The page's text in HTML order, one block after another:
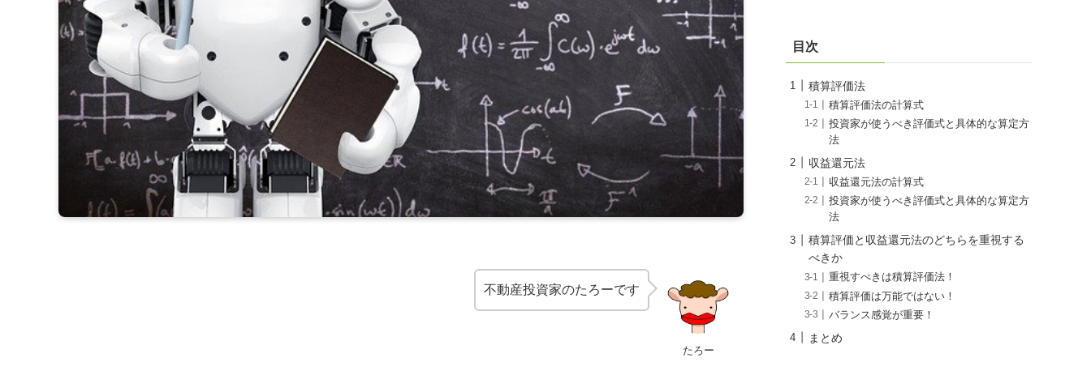
たろー
不動産投資家のたろーです
目次
積算評価法
積算評価法の計算式
投資家が使うべき評価式と具体的な算定方
法
収益還元法
収益還元法の計算式
投資家が使うべき評価式と具体的な算定方
法
積算評価と収益還元法のどちらを重視する
べきか
重視すべきは積算評価法！
積算評価は万能ではない！
バランス感覚が重要！
まとめ